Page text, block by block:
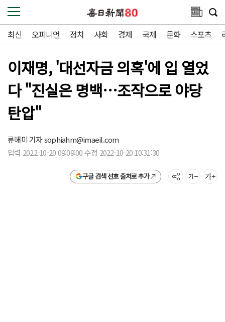
최신 오피니언 정치 사회 경제 국제 문화 스포츠
이재명, '대선자금 의혹'에 입 열었
다 "진실은 명백…조작으로 야당
탄압"
류해미 기자sophiahm@imaeil.com
입력 2022-10-20 09:09:00 수정 2022-10-20 10:31:30
구글 검색 선호 출처로 추가